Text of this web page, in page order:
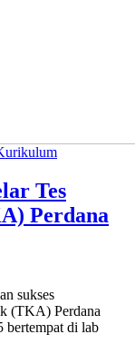
Tes
Perdana
sukses
(TKA) Perdana
bertempat di lab